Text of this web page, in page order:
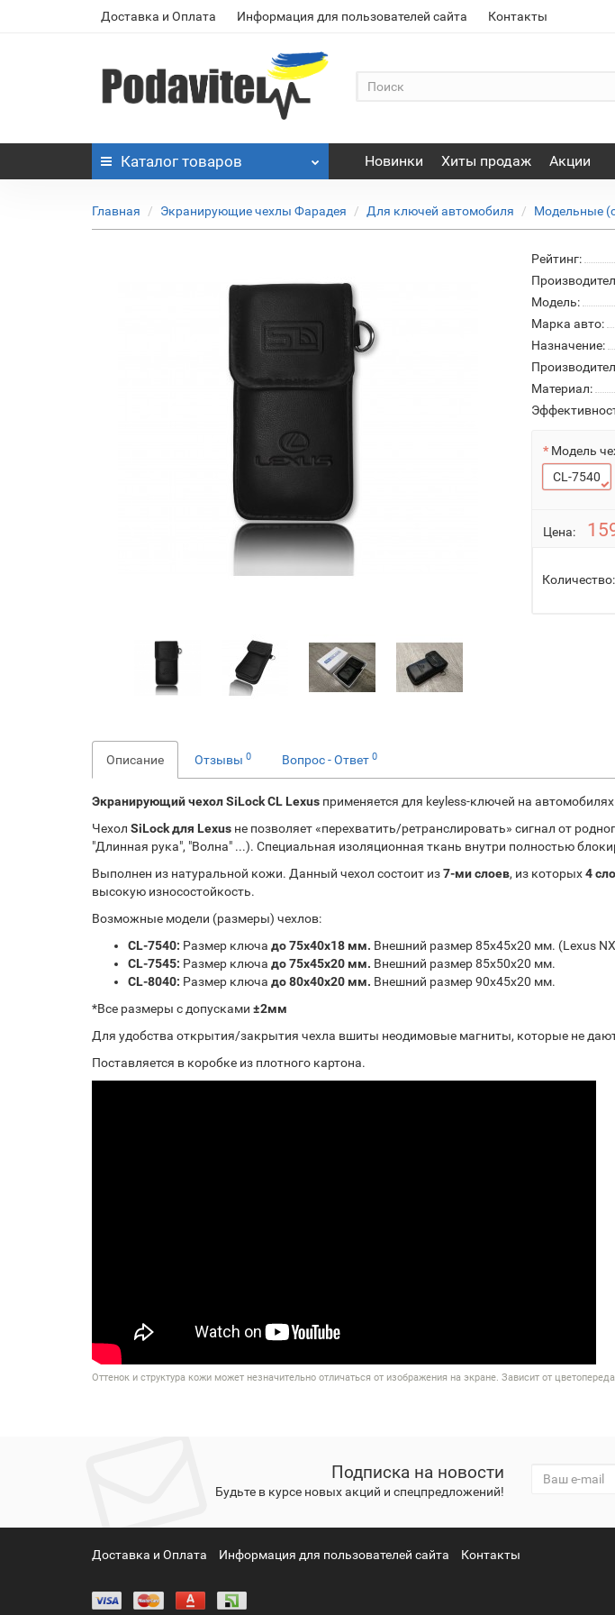
Доставка и Оплата Информация для пользователей сайта Контакты
Каталог товаров Новинки Хиты продаж Акции
Главная Экранирующие чехлы Фарадея Для ключей автомобиля Модельные
Рейтинг:
Модель:
Марка авто:
Назначение:
Материал:
Модель
CL-7540
Цена:
Количество:
Описание Отзывы 0 Вопрос - Ответ 0
Экранирующий чехол SiLock CL Lexus применяется для keyless-ключей на автомобилях
Чехол SiLock для Lexus не позволяет «перехватить/ретранслировать» сигнал от
"Длинная рука", "Волна" ...). Специальная изоляционная ткань внутри полностью
Выполнен из натуральной кожи. Данный чехол состоит из7-ми слоев, из которых4
высокую износостойкость.
Возможные модели (размеры) чехлов:
CL-7540: Размер ключа до 75х40х18 мм. Внешний размер 85х45х20 мм. (Lexus NX,
CL-7545: Размер ключа до 75х45х20 мм. Внешний размер 85х50х20 мм.
CL-8040: Размер ключа до 80х40х20 мм. Внешний размер 90х45х20 мм.
*Все размеры с допусками ±2мм
Для удобства открытия/закрытия чехла вшиты неодимовые магниты, которые не
Поставляется в коробке из плотного картона.
Оттенок и структура кожи может незначительно отличаться от изображения на экране. Зависит от
Подписка на новости
Будьте в курсе новых акций и спецпредложений!
Доставка и Оплата Информация для пользователей сайта Контакты